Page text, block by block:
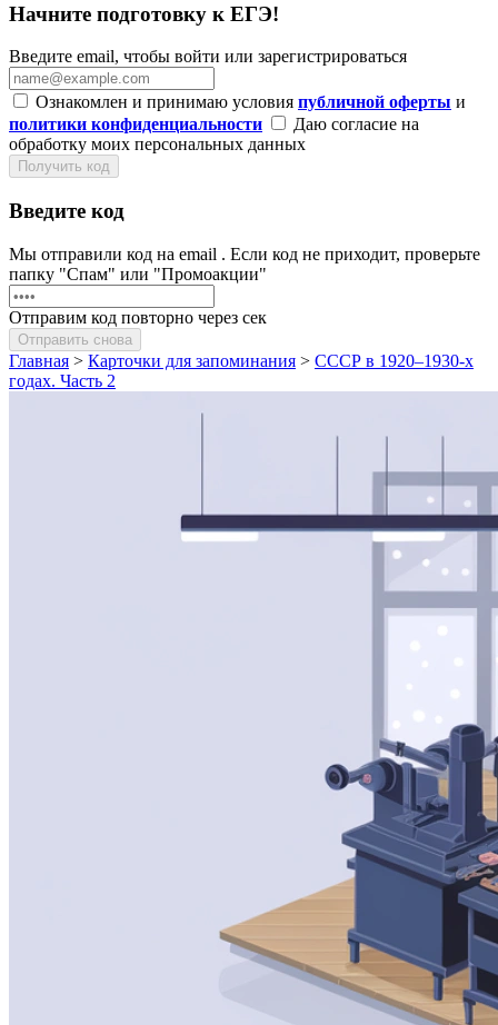
Начните подготовку к ЕГЭ!
Введите email, чтобы войти или зарегистрироваться
Ознакомлен и принимаю условия публичной оферты и
политики конфиденциальности
Даю согласие на
обработку моих персональных данных
Получить код
Введите код
Мы отправили код на email . Если код не приходит, проверьте
папку "Спам" или "Промоакции"
Отправим код повторно через сек
Отправить снова
Главная > Карточки для запоминания > СССР в 1920–1930-х
годах. Часть 2